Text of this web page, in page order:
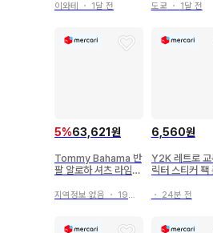
이와테 ・ 1달 전 도쿄 ・ 1달 전
5%63,621원
Tommy Bahama 반
팔 알로하 셔츠 라임
지역정보 없음 ・ 19일 전
6,560원
Y2K 레트로 교
릭터 스티커 팩
커・ 24분 전